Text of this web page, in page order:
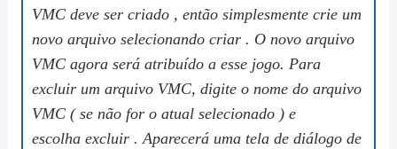
VMC deve ser criado , então simplesmente crie um
novo arquivo selecionando criar . O novo arquivo
VMC agora será atribuído a esse jogo. Para
excluir um arquivo VMC, digite o nome do arquivo
VMC ( se não for o atual selecionado ) e
escolha excluir . Aparecerá uma tela de diálogo de